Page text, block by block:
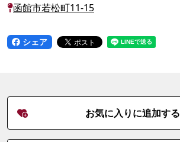
函館市若松町11-15
シェア
お気に入りに追加する